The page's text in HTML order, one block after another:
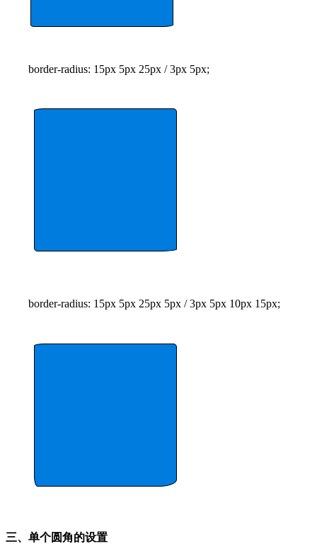
border-radius: 15px 5px 25px / 3px 5px;
border-radius: 15px 5px 25px 5px / 3px 5px 10px 15px;
三、单个圆角的设置